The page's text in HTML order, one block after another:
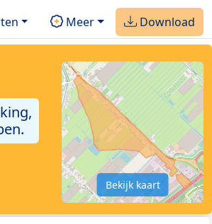
Meer Download
Bekijk kaart